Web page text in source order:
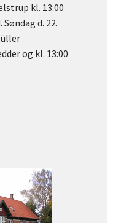
kl. 13:00
d. 22.
og kl. 13:00